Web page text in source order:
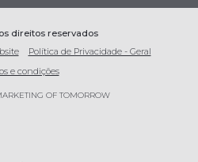
direitos reservados
Política de Privacidade - Geral
e condições
OF TOMORROW